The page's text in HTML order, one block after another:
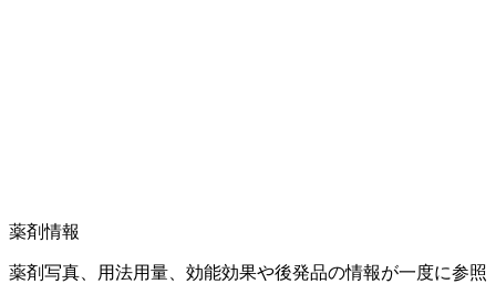
薬剤情報
薬剤写真、用法用量、効能効果や後発品の情報が一度に参照